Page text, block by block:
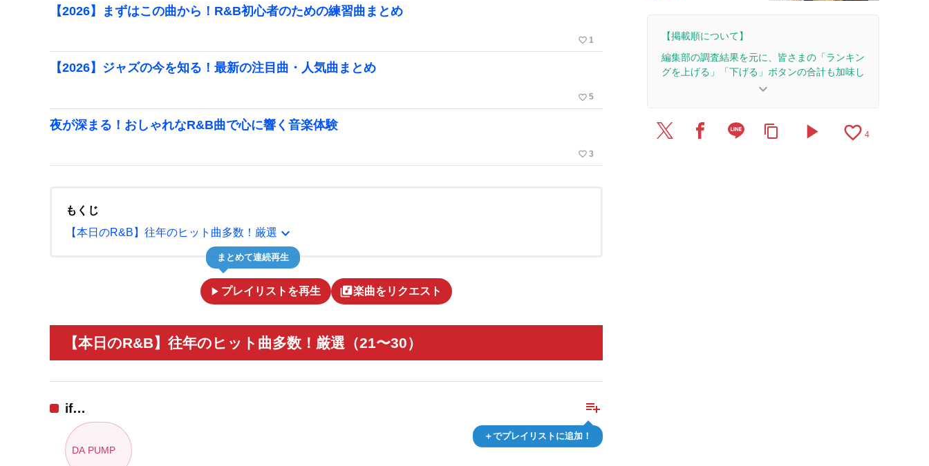
【2026】まずはこの曲から！R&B初心者のための練習曲まとめ
favorite_border 1
【2026】ジャズの今を知る！最新の注目曲・人気曲まとめ
favorite_border 5
夜が深まる！おしゃれなR&B曲で心に響く音楽体験
favorite_border 3
もくじ
【本日のR&B】往年のヒット曲多数！厳選 expand_more
play_arrow プレイリストを再生
まとめて連続再生
library_music楽曲をリクエスト
【本日のR&B】往年のヒット曲多数！厳選（21〜30）
playlist_add
＋でプレイリストに追加！
if…
DA PUMP
【掲載順について】
編集部の調査結果を元に、皆さまの「ランキン
グを上げる」「下げる」ボタンの合計も加味し
2026/6/7：1本のレビューを追加・更新。
keyboard_arrow_down
content_copy play_arrow favorite_border 4